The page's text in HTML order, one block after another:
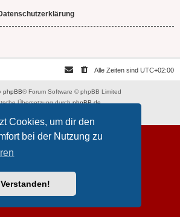
Cookies, um dir den
bei der Nutzung zu
Verstanden!
Alle Zeiten sind UTC+02:00
phpBB® Forum Software © phpBB Limited
Übersetzung durchphpBB.de